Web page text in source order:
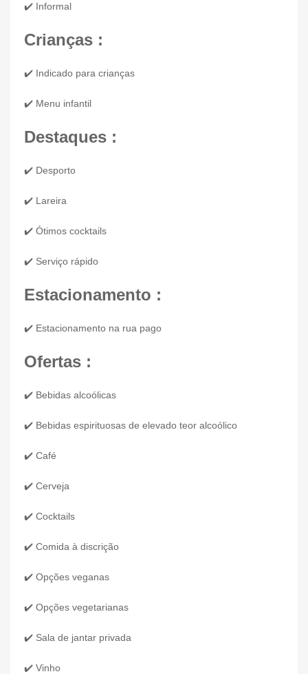
✔️ Informal
Crianças :
✔️ Indicado para crianças
✔️ Menu infantil
Destaques :
✔️ Desporto
✔️ Lareira
✔️ Ótimos cocktails
✔️ Serviço rápido
Estacionamento :
✔️ Estacionamento na rua pago
Ofertas :
✔️ Bebidas alcoólicas
✔️ Bebidas espirituosas de elevado teor alcoólico
✔️ Café
✔️ Cerveja
✔️ Cocktails
✔️ Comida à discrição
✔️ Opções veganas
✔️ Opções vegetarianas
✔️ Sala de jantar privada
✔️ Vinho